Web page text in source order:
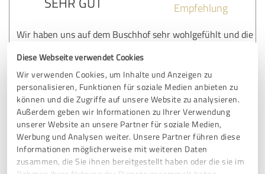
Diese Webseite verwendet Cookies
Wir verwenden Cookies, um Inhalte und Anzeigen zu
personalisieren, Funktionen für soziale Medien anbieten zu
können und die Zugriffe auf unsere Website zu analysieren.
Außerdem geben wir Informationen zu Ihrer Verwendung
unserer Website an unsere Partner für soziale Medien,
Werbung und Analysen weiter. Unsere Partner führen diese
Informationen möglicherweise mit weiteren Daten
zusammen, die Sie ihnen bereitgestellt haben oder die sie im
Empfehlung
Wir haben uns auf dem Buschhof sehr wohlgefühlt und die
besonderes Dankeschön geht an das Team für die große
Mühe und die tollen, veganen Extras. Der EG-Seminarraum
ist gut ausgestattet und eignet sich für Großgruppen (20
Personen). Die Zimmer sind liebevoll eingerichtet und sehr
sauber. Eine absolute Empfehlung für
Seminare/Workshops in der wunderschönen Natur von
Kattendorf.